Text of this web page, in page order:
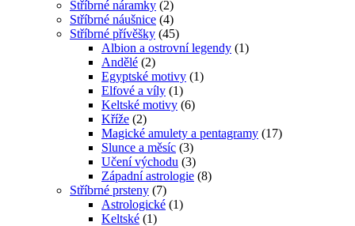
Stříbrné náramky (2)
Stříbrné náušnice (4)
Stříbrné přívěšky (45)
Albion a ostrovní legendy (1)
Andělé (2)
Egyptské motivy (1)
Elfové a víly (1)
Keltské motivy (6)
Kříže (2)
Magické amulety a pentagramy (17)
Slunce a měsíc (3)
Učení východu (3)
Západní astrologie (8)
Stříbrné prsteny (7)
Astrologické (1)
Keltské (1)